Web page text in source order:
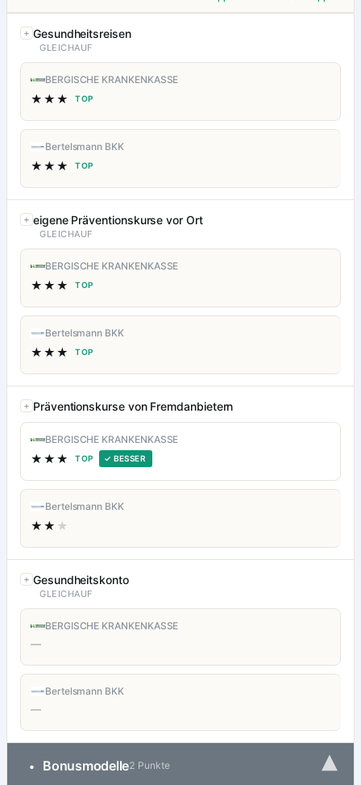
Gesundheitsreisen
GLEICHAUF
BERGISCHE KRANKENKASSE
★★★ TOP
Bertelsmann BKK
★★★ TOP
eigene Präventionskurse vor Ort
GLEICHAUF
BERGISCHE KRANKENKASSE
★★★ TOP
Bertelsmann BKK
★★★ TOP
Präventionskurse von Fremdanbietern
BERGISCHE KRANKENKASSE
★★★ TOP ✓ BESSER
Bertelsmann BKK
★★ ★
Gesundheitskonto
GLEICHAUF
BERGISCHE KRANKENKASSE
—
Bertelsmann BKK
—
• Bonusmodelle2 Punkte ▾